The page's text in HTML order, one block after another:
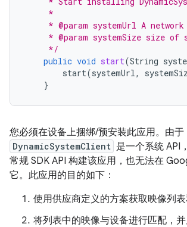
     *
* @param systemUrl A
* @param systemSize size of
     */
public void start(String
start(systemUrl,
}
您必须在设备上捆绑/预安装此应用。由于
DynamicSystemClient 是一个系统 API
常规 SDK API 构建该应用，也无法在
它。此应用的目的如下：
使用供应商定义的方案获取映像列表
将列表中的映像与设备进行匹配，